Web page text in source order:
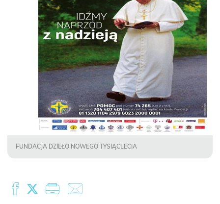
FUNDACJA DZIEŁO NOWEGO TYSIĄCLECIA